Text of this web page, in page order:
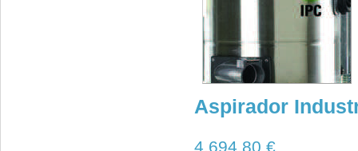
Aspirador
4.694,80 €